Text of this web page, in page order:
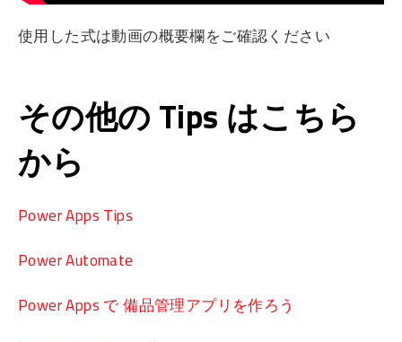
使用した式は動画の概要欄をご確認ください
その他の Tips はこちら
から
Power Apps Tips
Power Automate
Power Apps で 備品管理アプリを作ろう